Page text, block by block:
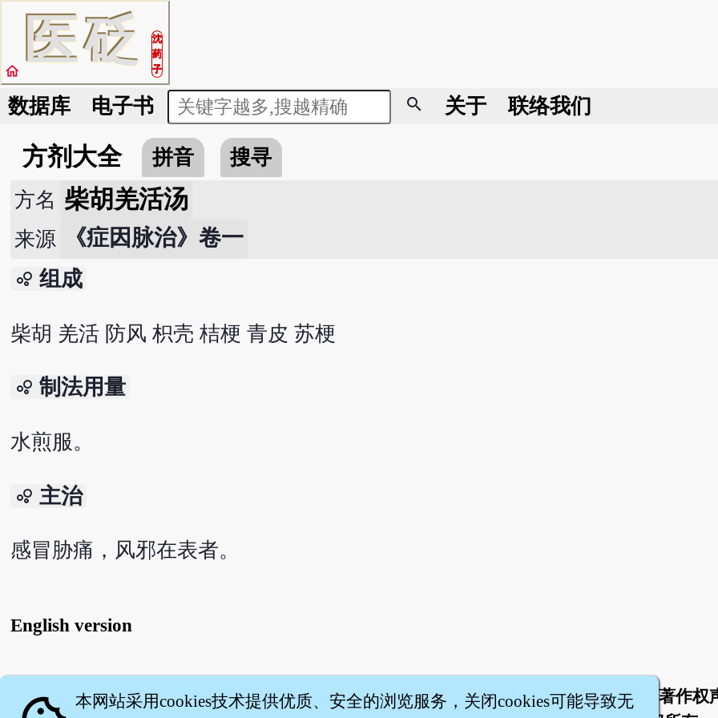
医砭
沈
药
子
home
数据库 电子书 search 关于 联络我们
方剂大全 拼音
搜寻
方名 柴胡羌活汤
来源 《症因脉治》卷一
bubble_chart 组成
柴胡 羌活 防风 枳壳 桔梗 青皮 苏梗
bubble_chart 制法用量
水煎服。
bubble_chart 主治
感冒胁痛，风邪在表者。
English version
关于 | 联络我们 服务条款 隐私权条款
著作权
本网站采用cookies技术提供优质、安全的浏览服务，关闭cookies可能导致无